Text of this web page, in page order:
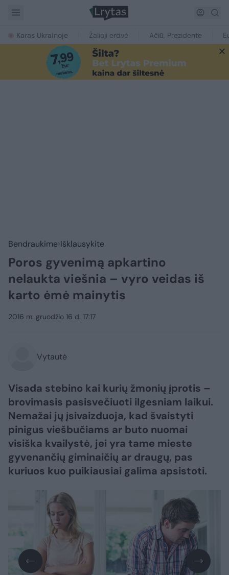
Karas Ukrainoje Žalioji erdvė Ačiū, Prezidente
Bendraukime Išklausykite
Poros gyvenimą apkartino
nelaukta viešnia – vyro veidas iš
karto ėmė mainytis
2016 m. gruodžio 16 d. 17:17
Vytautė
Visada stebino kai kurių žmonių įprotis –
brovimasis pasisvečiuoti ilgesniam laikui.
Nemažai jų įsivaizduoja, kad švaistyti
pinigus viešbučiams ar buto nuomai
visiška kvailystė, jei yra tame mieste
gyvenančių giminaičių ar draugų, pas
kuriuos kuo puikiausiai galima apsistoti.